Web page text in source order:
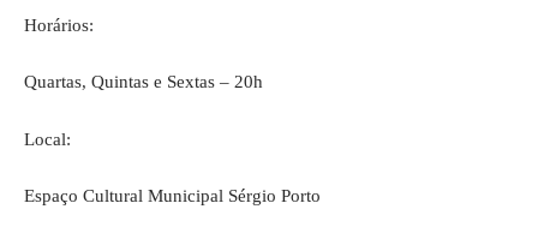
Horários:
Quartas, Quintas e Sextas – 20h
Local:
Espaço Cultural Municipal Sérgio Porto